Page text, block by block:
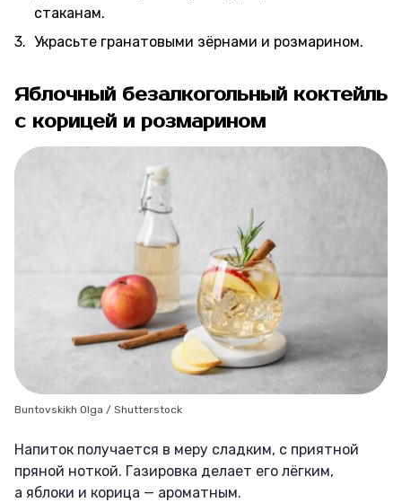
стаканам.
Украсьте гранатовыми зёрнами и розмарином.
Яблочный безалкогольный коктейль
с корицей и розмарином
Buntovskikh Olga / Shutterstock
Напиток получается в меру сладким, с приятной
пряной ноткой. Газировка делает его лёгким,
а яблоки и корица — ароматным.